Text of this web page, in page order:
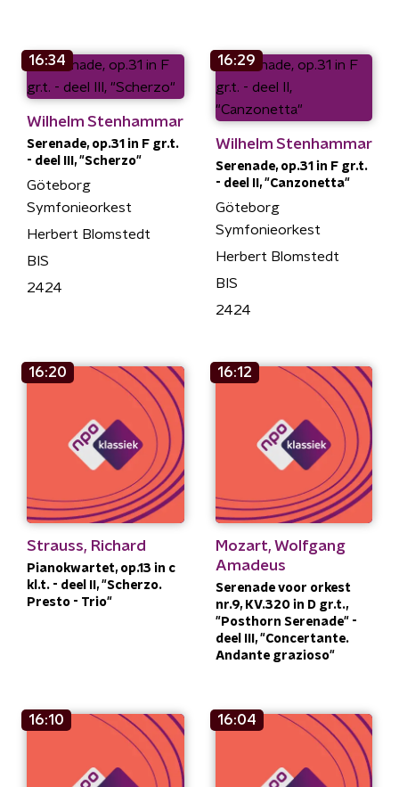
16:34
Wilhelm Stenhammar
Serenade, op.31 in F gr.t.
- deel III, "Scherzo"
Göteborg
Symfonieorkest
Herbert Blomstedt
BIS
2424
16:29
Wilhelm Stenhammar
Serenade, op.31 in F gr.t.
- deel II, "Canzonetta"
Göteborg
Symfonieorkest
Herbert Blomstedt
BIS
2424
16:20
Strauss, Richard
Pianokwartet, op.13 in c
kl.t. - deel II, "Scherzo.
Presto - Trio"
16:12
Mozart, Wolfgang
Amadeus
Serenade voor orkest
nr.9, KV.320 in D gr.t.,
"Posthorn Serenade" -
deel III, "Concertante.
Andante grazioso"
16:10 16:04